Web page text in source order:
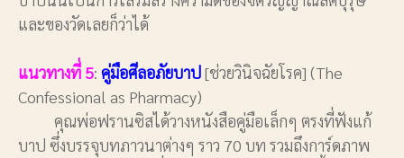
และของวัดเลยก็ว่าได้
แนวทางที่ 5: คู่มือศีลอภัยบาป[ช่วยวินิจฉัยโรค] (The
Confessional as Pharmacy)
คุณพ่อฟรานซิสได้วางหนังสือคู่มือเล็กๆ ตรงที่ฟังแก้
บาป ซึ่งบรรจุบทภาวนาต่างๆ ราว 70 บท รวมถึงการ์ดภาพ